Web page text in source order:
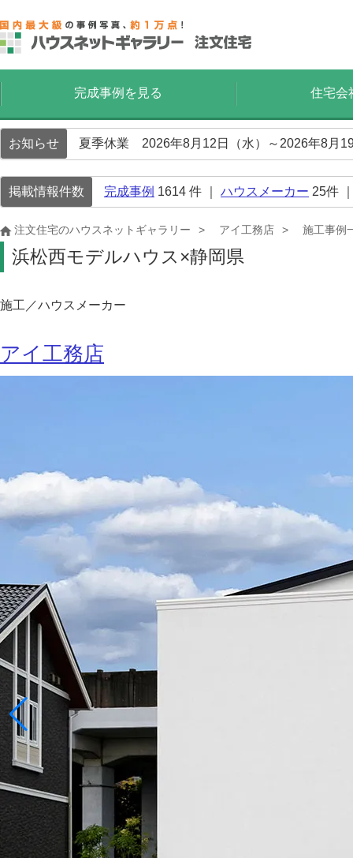
完成事例を見る 住宅会
お知らせ 夏季休業 2026年8月12日（水）～2026年8月
掲載情報件数 完成事例 1614 件 ｜ ハウスメーカー 25件
注文住宅のハウスネットギャラリー アイ工務店 施工事例
浜松西モデルハウス×静岡県
施工／ハウスメーカー
アイ工務店